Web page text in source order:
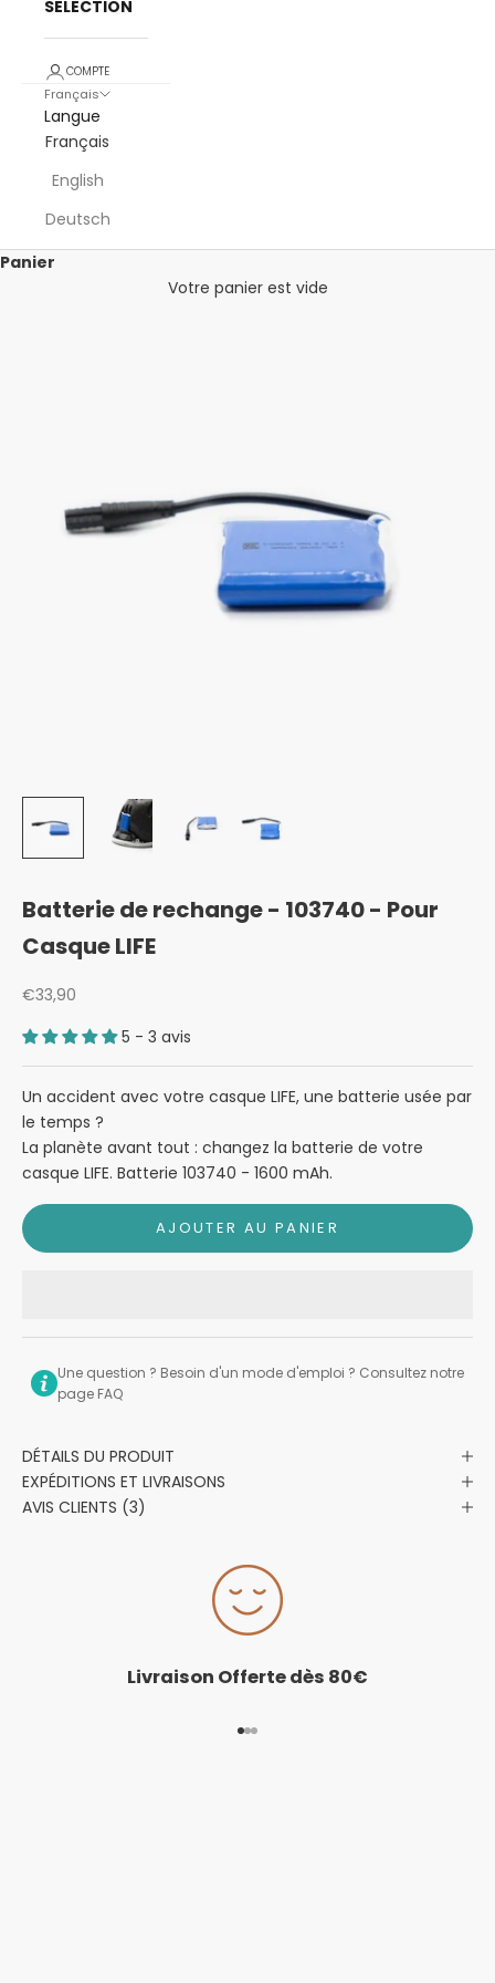
SELECTION
COMPTE
Français
Langue
Français
English
Deutsch
Panier
Votre panier est vide
Batterie de rechange - 103740 - Pour
Casque LIFE
Prix de vente
€33,90
5 - 3 avis
Un accident avec votre casque LIFE, une batterie usée par
le temps ?
La planète avant tout : changez la batterie de votre
casque LIFE. Batterie 103740 - 1600 mAh.
AJOUTER AU PANIER
Une question ? Besoin d'un mode d'emploi ? Consultez notre
page FAQ
DÉTAILS DU PRODUIT
EXPÉDITIONS ET LIVRAISONS
AVIS CLIENTS (3)
Livraison Offerte dès 80€
Aller à l'élément 1
Aller à l'élément 2
Aller à l'élément 3